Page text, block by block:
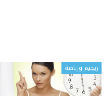
ريجيم ورياضة